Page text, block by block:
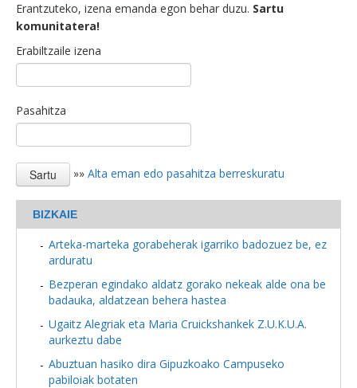
Erantzuteko, izena emanda egon behar duzu. Sartu
komunitatera!
Erabiltzaile izena
Pasahitza
»» Alta eman edo pasahitza berreskuratu
BIZKAIE
Arteka-marteka gorabeherak igarriko badozuez be, ez
arduratu
Bezperan egindako aldatz gorako nekeak alde ona be
badauka, aldatzean behera hastea
Ugaitz Alegriak eta Maria Cruickshankek Z.U.K.U.A.
aurkeztu dabe
Abuztuan hasiko dira Gipuzkoako Campuseko
pabiloiak botaten